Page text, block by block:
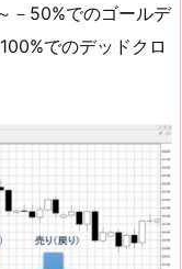
－50%でのゴールデ
でのデッドクロ